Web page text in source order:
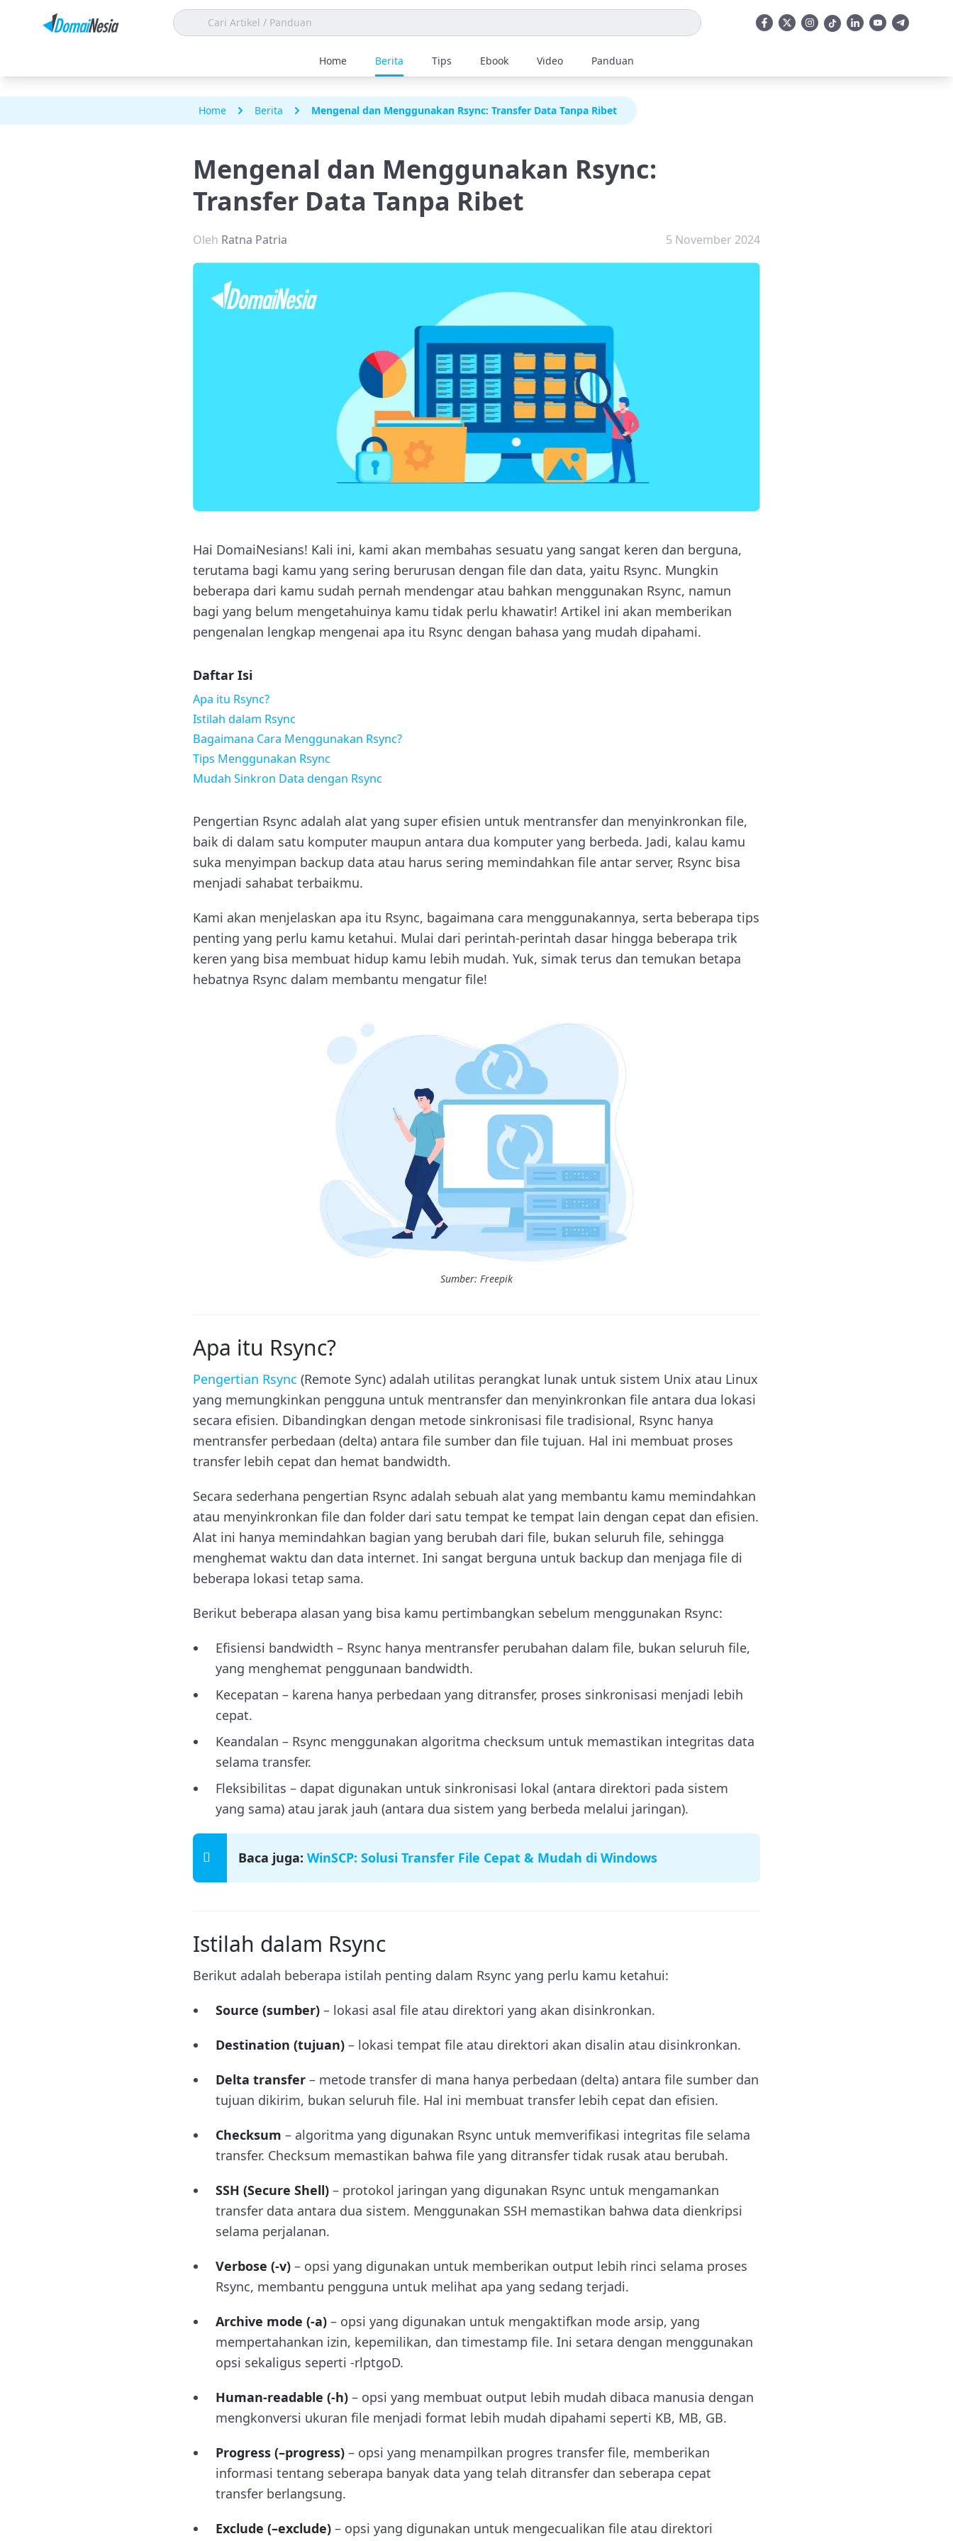
Home Berita Tips Ebook Video Panduan
Home Berita Mengenal dan Menggunakan Rsync: Transfer Data Tanpa Ribet
Mengenal dan Menggunakan Rsync:
Transfer Data Tanpa Ribet
Oleh Ratna Patria 5 November 2024
Hai DomaiNesians! Kali ini, kami akan membahas sesuatu yang sangat keren dan berguna,
terutama bagi kamu yang sering berurusan dengan file dan data, yaitu Rsync. Mungkin
beberapa dari kamu sudah pernah mendengar atau bahkan menggunakan Rsync, namun
bagi yang belum mengetahuinya kamu tidak perlu khawatir! Artikel ini akan memberikan
pengenalan lengkap mengenai apa itu Rsync dengan bahasa yang mudah dipahami.
Daftar Isi
Apa itu Rsync?
Istilah dalam Rsync
Bagaimana Cara Menggunakan Rsync?
Tips Menggunakan Rsync
Mudah Sinkron Data dengan Rsync
Pengertian Rsync adalah alat yang super efisien untuk mentransfer dan menyinkronkan file,
baik di dalam satu komputer maupun antara dua komputer yang berbeda. Jadi, kalau kamu
suka menyimpan backup data atau harus sering memindahkan file antar server, Rsync bisa
menjadi sahabat terbaikmu.
Kami akan menjelaskan apa itu Rsync, bagaimana cara menggunakannya, serta beberapa tips
penting yang perlu kamu ketahui. Mulai dari perintah-perintah dasar hingga beberapa trik
keren yang bisa membuat hidup kamu lebih mudah. Yuk, simak terus dan temukan betapa
hebatnya Rsync dalam membantu mengatur file!
Sumber: Freepik
Apa itu Rsync?
Pengertian Rsync (Remote Sync) adalah utilitas perangkat lunak untuk sistem Unix atau Linux
yang memungkinkan pengguna untuk mentransfer dan menyinkronkan file antara dua lokasi
secara efisien. Dibandingkan dengan metode sinkronisasi file tradisional, Rsync hanya
mentransfer perbedaan (delta) antara file sumber dan file tujuan. Hal ini membuat proses
transfer lebih cepat dan hemat bandwidth.
Secara sederhana pengertian Rsync adalah sebuah alat yang membantu kamu memindahkan
atau menyinkronkan file dan folder dari satu tempat ke tempat lain dengan cepat dan efisien.
Alat ini hanya memindahkan bagian yang berubah dari file, bukan seluruh file, sehingga
menghemat waktu dan data internet. Ini sangat berguna untuk backup dan menjaga file di
beberapa lokasi tetap sama.
Berikut beberapa alasan yang bisa kamu pertimbangkan sebelum menggunakan Rsync:
Efisiensi bandwidth – Rsync hanya mentransfer perubahan dalam file, bukan seluruh file,
yang menghemat penggunaan bandwidth.
Kecepatan – karena hanya perbedaan yang ditransfer, proses sinkronisasi menjadi lebih
cepat.
Keandalan – Rsync menggunakan algoritma checksum untuk memastikan integritas data
selama transfer.
Fleksibilitas – dapat digunakan untuk sinkronisasi lokal (antara direktori pada sistem
yang sama) atau jarak jauh (antara dua sistem yang berbeda melalui jaringan).
Baca juga: WinSCP: Solusi Transfer File Cepat & Mudah di Windows
Istilah dalam Rsync
Berikut adalah beberapa istilah penting dalam Rsync yang perlu kamu ketahui:
Source (sumber) – lokasi asal file atau direktori yang akan disinkronkan.
Destination (tujuan) – lokasi tempat file atau direktori akan disalin atau disinkronkan.
Delta transfer – metode transfer di mana hanya perbedaan (delta) antara file sumber dan
tujuan dikirim, bukan seluruh file. Hal ini membuat transfer lebih cepat dan efisien.
Checksum – algoritma yang digunakan Rsync untuk memverifikasi integritas file selama
transfer. Checksum memastikan bahwa file yang ditransfer tidak rusak atau berubah.
SSH (Secure Shell) – protokol jaringan yang digunakan Rsync untuk mengamankan
transfer data antara dua sistem. Menggunakan SSH memastikan bahwa data dienkripsi
selama perjalanan.
Verbose (-v) – opsi yang digunakan untuk memberikan output lebih rinci selama proses
Rsync, membantu pengguna untuk melihat apa yang sedang terjadi.
Archive mode (-a) – opsi yang digunakan untuk mengaktifkan mode arsip, yang
mempertahankan izin, kepemilikan, dan timestamp file. Ini setara dengan menggunakan
opsi sekaligus seperti -rlptgoD.
Human-readable (-h) – opsi yang membuat output lebih mudah dibaca manusia dengan
mengkonversi ukuran file menjadi format lebih mudah dipahami seperti KB, MB, GB.
Progress (–progress) – opsi yang menampilkan progres transfer file, memberikan
informasi tentang seberapa banyak data yang telah ditransfer dan seberapa cepat
transfer berlangsung.
Exclude (–exclude) – opsi yang digunakan untuk mengecualikan file atau direktori